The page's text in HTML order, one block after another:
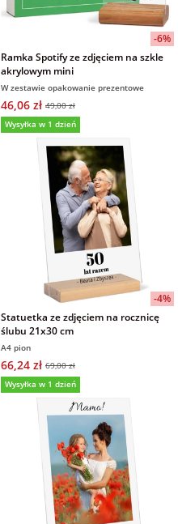
-6%
Ramka Spotify ze zdjęciem na szkle
akrylowym mini
W zestawie opakowanie prezentowe
46,06 zł 49,00 zł
Wysyłka w 1 dzień
-4%
Statuetka ze zdjęciem na rocznicę
ślubu 21x30 cm
A4 pion
66,24 zł 69,00 zł
Wysyłka w 1 dzień